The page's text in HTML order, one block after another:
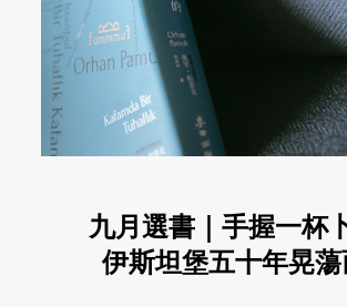
九月選書｜手握一杯
伊斯坦堡五十年晃